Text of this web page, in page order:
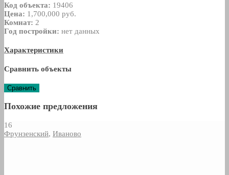
Код объекта: 19406
Цена: 1,700,000 руб.
Комнат: 2
Год постройки: нет данных
Характеристики
Сравнить объекты
Сравнить
Похожие предложения
16
Фрунзенский, Иваново